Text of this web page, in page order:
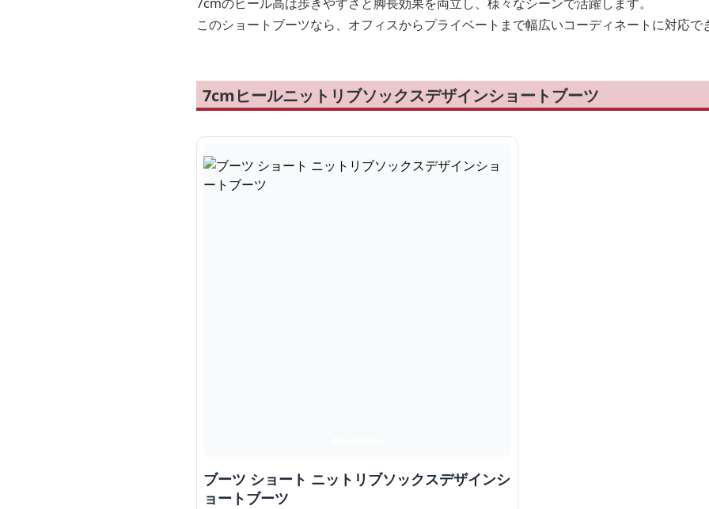
このショートブーツなら、オフィスからプライベートまで幅広いコーディネートに対応で
7cmヒールニットリブソックスデザインショートブーツ
ブーツ ショート ニットリブソックスデザインシ
ョートブーツ